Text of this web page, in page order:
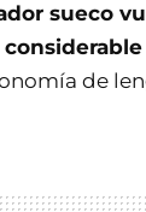
sueco
de